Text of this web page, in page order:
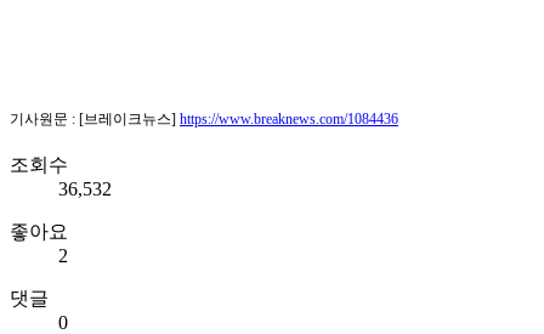
기사원문 : [브레이크뉴스] https://www.breaknews.com/1084436
조회수
36,532
좋아요
2
댓글
0